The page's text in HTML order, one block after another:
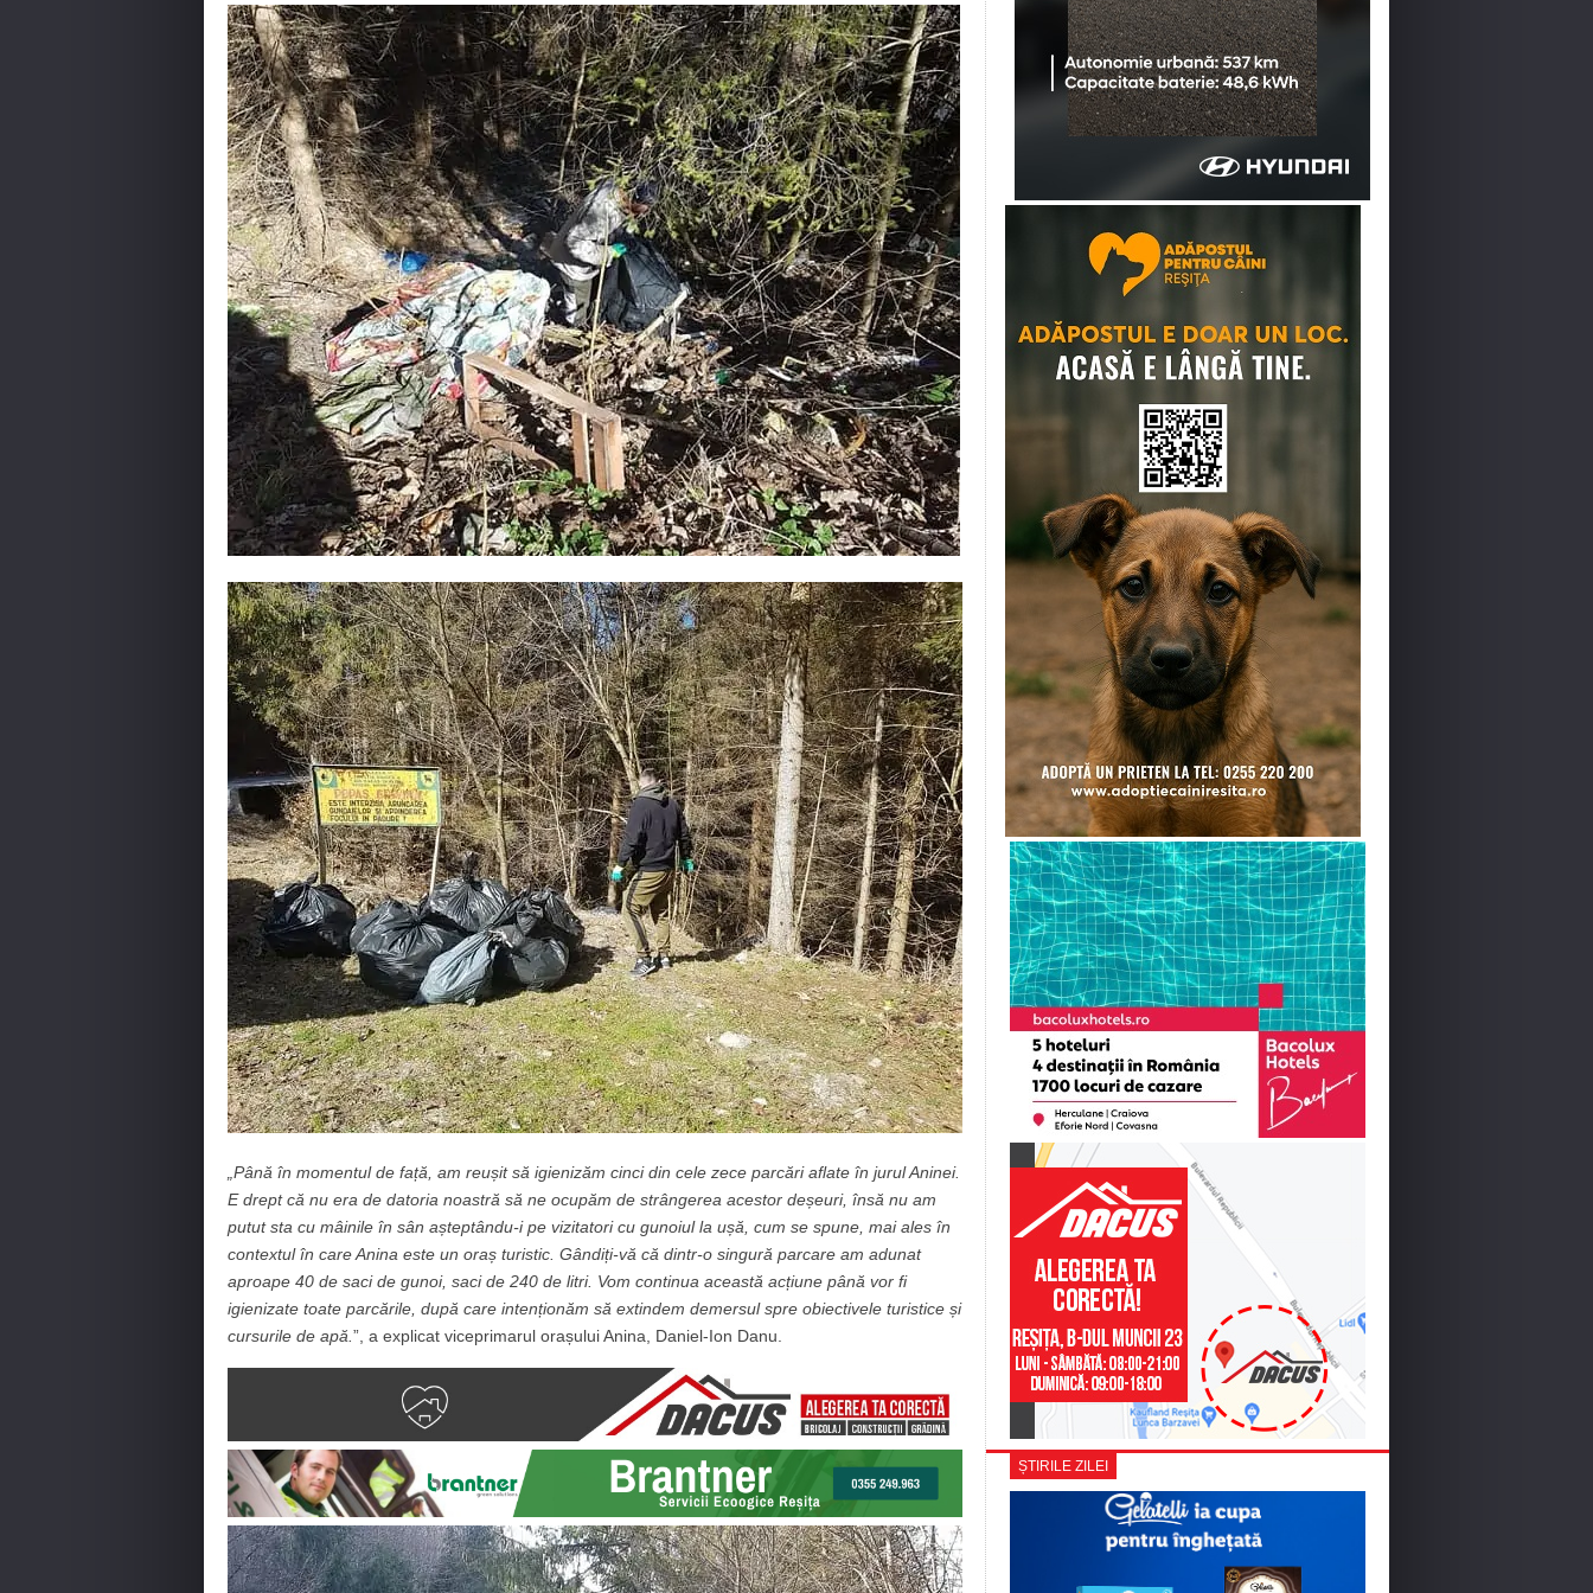
„Până în momentul de față, am reușit să igienizăm cinci din cele zece parcări aflate în jurul Aninei.
E drept că nu era de datoria noastră să ne ocupăm de strângerea acestor deșeuri, însă nu am
putut sta cu mâinile în sân așteptându-i pe vizitatori cu gunoiul la ușă, cum se spune, mai ales în
contextul în care Anina este un oraș turistic. Gândiți-vă că dintr-o singură parcare am adunat
aproape 40 de saci de gunoi, saci de 240 de litri. Vom continua această acțiune până vor fi
igienizate toate parcările, după care intenționăm să extindem demersul spre obiectivele turistice și
cursurile de apă. ”, a explicat viceprimarul orașului Anina, Daniel-Ion Danu.
ȘTIRILE ZILEI